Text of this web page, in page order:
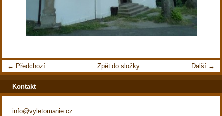
← Předchozí Další →
Zpět do složky
Kontakt
info@vyletomanie.cz